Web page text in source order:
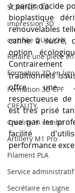
SCANNER 3D
impression 3D
certifiée QUALIOPI
Refaire une piece
Formation 3D en
Formation 3D CPF
CREALITY,
Creality Hi combo
Artillery M1 Pro
Filament PLA
Service
Secrétaire en Ligne
à partir d'acide
bioplastique
renouvelables
canne à sucre,
option
traditionnels
offre une
respectueuse
est très prisé
que par les
facilité
performance